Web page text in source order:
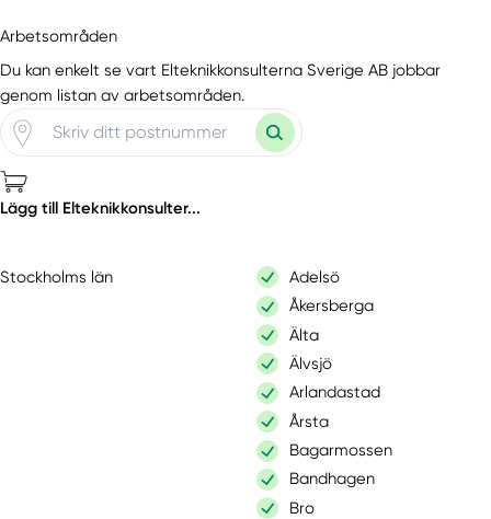
Arbetsområden
Du kan enkelt se vart Elteknikkonsulterna Sverige AB jobbar
genom listan av arbetsområden.
Lägg till Elteknikkonsulter...
Stockholms län
Adelsö
Åkersberga
Älta
Älvsjö
Arlandastad
Årsta
Bagarmossen
Bandhagen
Bro